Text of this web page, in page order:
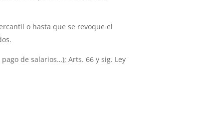
o hasta que se revoque el
de salarios…); Arts. 66 y sig. Ley